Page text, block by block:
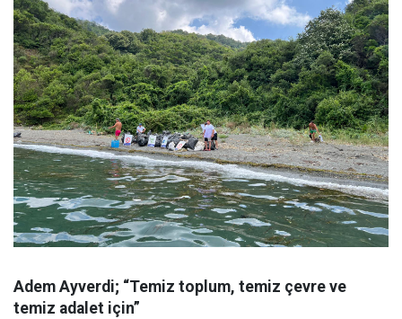
Adem Ayverdi; “Temiz toplum, temiz çevre ve
temiz adalet için”